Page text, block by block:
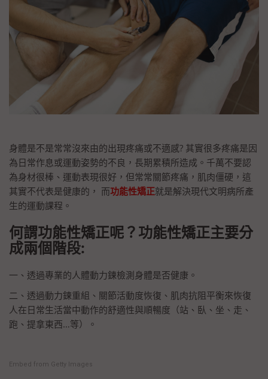
身體是不是常常沒來由的出現疼痛或不適感? 其實很多疼痛是因
為日常作息或運動姿勢的不良，長期累積所造成。千萬不要認
為身材很棒、運動表現很好，但常常關節疼痛，肌肉僵硬，這
其實不代表是健康的， 而功能性矯正就是解決現代文明病所產
生的運動課程。
何謂功能性矯正呢？功能性矯正主要分
成兩個階段:
一、透過專業的人體動力鍊檢測身體是否健康。
二、透過動力鍊重組、關節活動度恢復、肌肉抗阻平衡來恢復
人在日常生活當中動作的舒適性與順暢度（站、臥、坐、走、
跑、提拿東西…等）。
Embed from Getty Images